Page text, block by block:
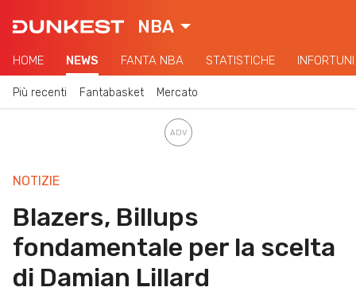
NBA
HOME NEWS FANTA NBA STATISTICHE INFORTUNI
Più recenti Fantabasket Mercato
NOTIZIE
Blazers, Billups
fondamentale per la scelta
di Damian Lillard